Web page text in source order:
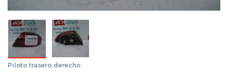
Piloto trasero derecho